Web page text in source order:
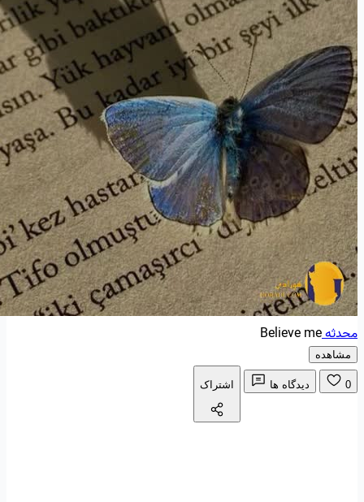
محدثهBelieve me
مشاهده
0 دیدگاه ها اشتراک